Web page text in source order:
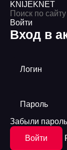
KNIJEKNET
Войти
Вход в
Логин
Пароль
Забыли
Войти